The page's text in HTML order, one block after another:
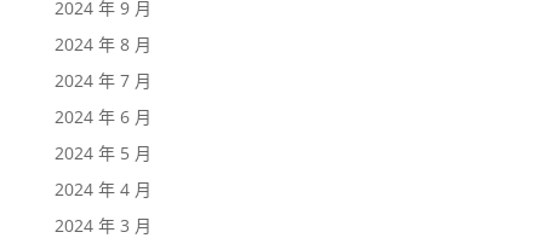
2024 年 9 月
2024 年 8 月
2024 年 7 月
2024 年 6 月
2024 年 5 月
2024 年 4 月
2024 年 3 月